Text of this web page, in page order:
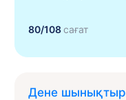
80/108сағат
Дене